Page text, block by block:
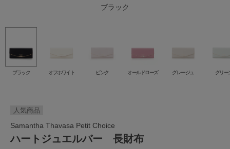
ブラック
オフホワイト
ピンク
オールドローズ
グレージュ
グリーン
ダルブルー
ブラック オフホワイト ピンク オールドローズ グレージュ グリー
Samantha Thavasa Petit Choice
ハートジュエルバー 長財布
人気商品